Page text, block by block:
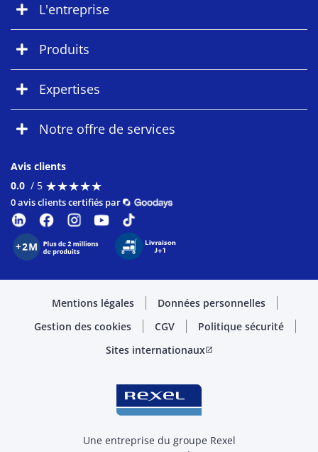
L'entreprise
Produits
Expertises
Notre offre de services
Avis clients
0.0 / 5 ★★★★★
★★★★★
0 avis clients certifiés par
Mentions légales
Données personnelles
Gestion des cookies
CGV
Politique sécurité
Sites internationauxopen_in_new
Une entreprise du groupe Rexel